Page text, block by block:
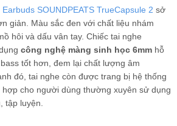
SOUNDPEATS TrueCapsule 2 sở
giản. Màu sắc đen với chất liệu nhám
hôi và dấu vân tay. Chiếc tai nghe
công nghệ màng sinh học 6mm hỗ
tốt hơn, đem lại chất lượng âm
đó, tai nghe còn được trang bị hệ thống
hợp cho người dùng thường xuyên sử dụng
tập luyện.